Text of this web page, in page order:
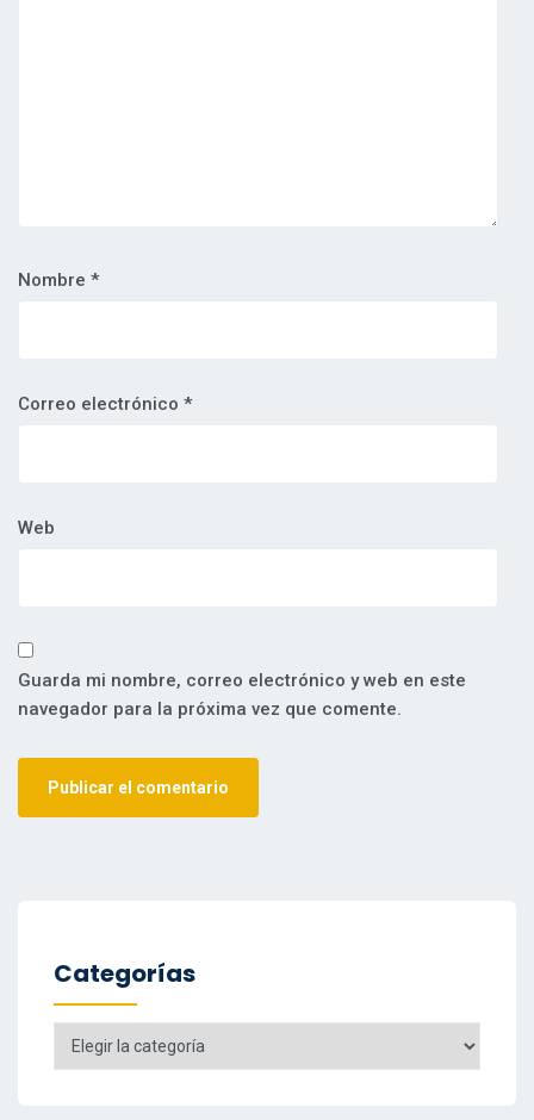
Nombre *
Correo electrónico *
Web
Guarda mi nombre, correo electrónico y web en este
navegador para la próxima vez que comente.
Categorías
Categorías